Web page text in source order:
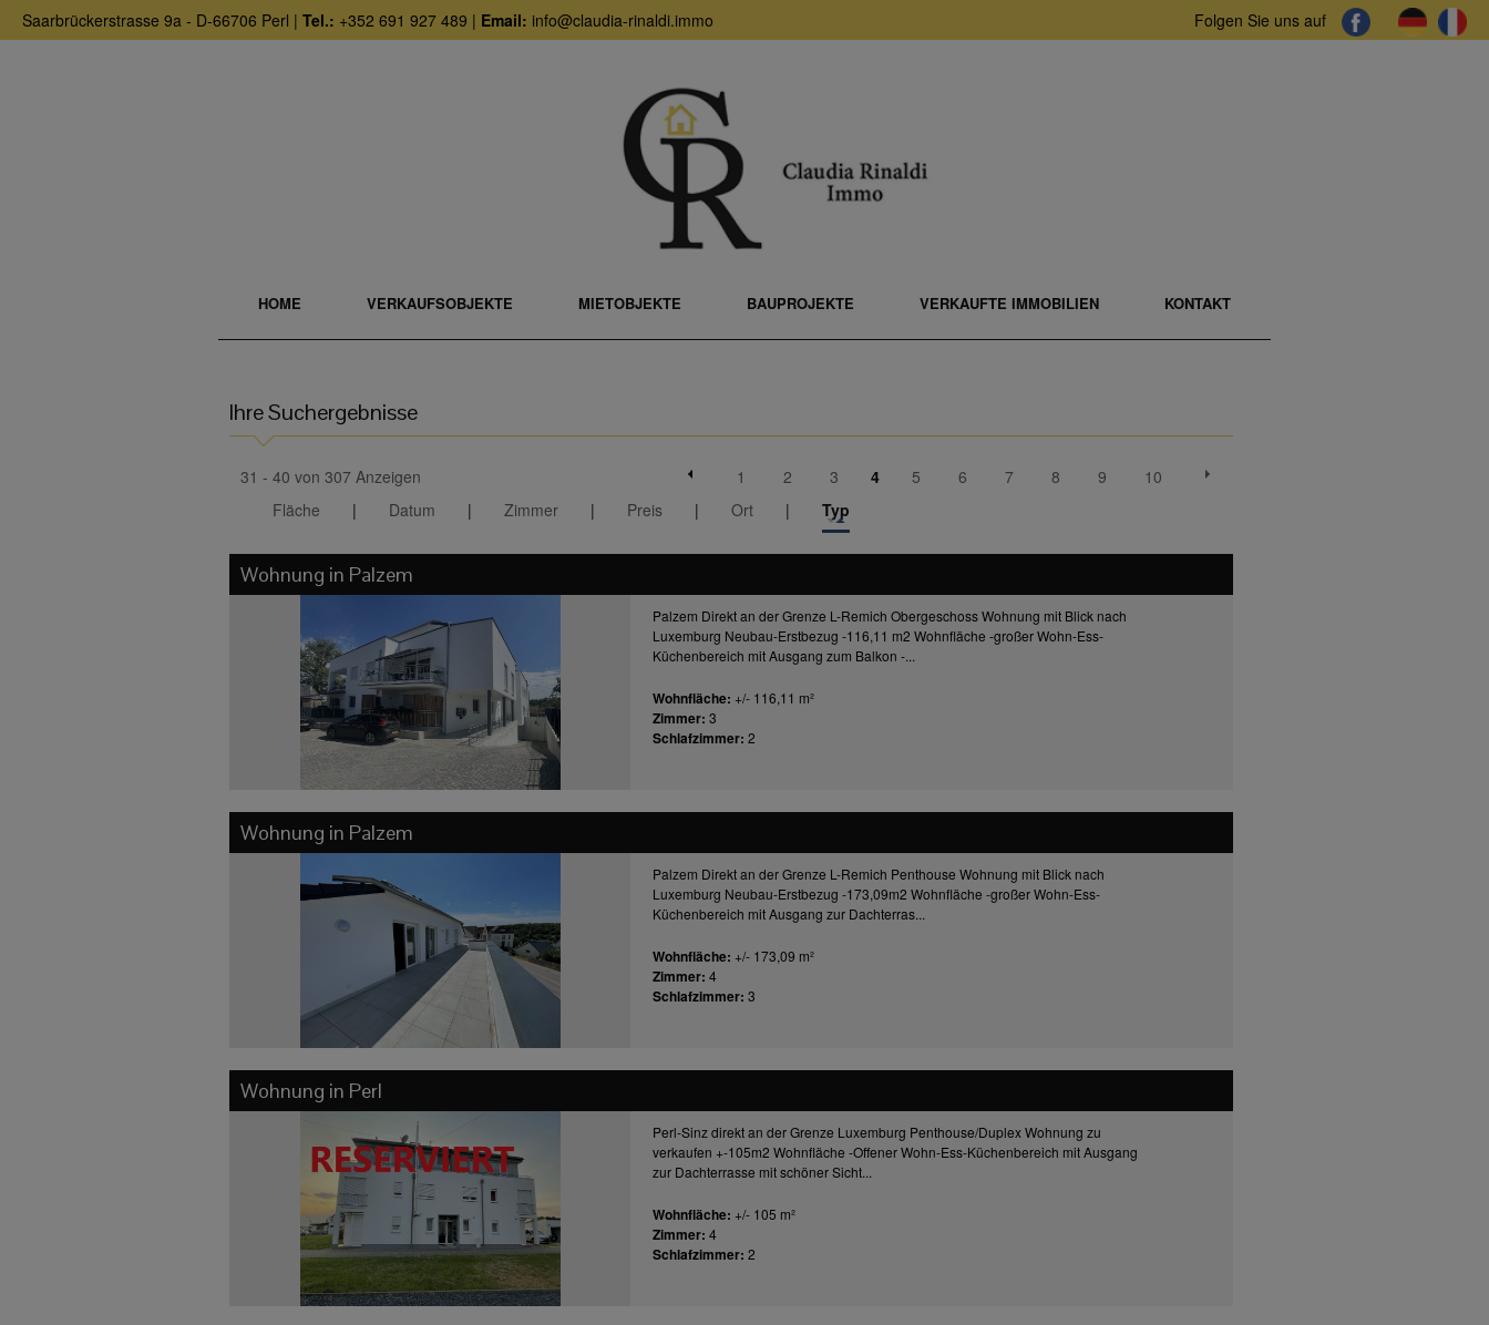
Saarbrückerstrasse 9a - D-66706 Perl | Tel.: +352 691 927 489 | Email: info@claudia-rinaldi.immo Folgen Sie uns auf
HOME VERKAUFSOBJEKTE MIETOBJEKTE BAUPROJEKTE VERKAUFTE IMMOBILIEN KONTAKT
Ihre Suchergebnisse
31 - 40 von 307 Anzeigen 1 2 3 4 5 6 7 8 9
10
Fläche
| Datum | Zimmer | Preis | Ort | Typ
Wohnung in Palzem
Palzem Direkt an der Grenze L-Remich Obergeschoss Wohnung mit Blick nach
Luxemburg Neubau-Erstbezug -116,11 m2 Wohnfläche -großer Wohn-Ess-
Küchenbereich mit Ausgang zum Balkon -...
Wohnfläche: +/- 116,11 m²
Zimmer:3
Schlafzimmer:2
Wohnung in Palzem
Palzem Direkt an der Grenze L-Remich Penthouse Wohnung mit Blick nach
Luxemburg Neubau-Erstbezug -173,09m2 Wohnfläche -großer Wohn-Ess-
Küchenbereich mit Ausgang zur Dachterras...
Wohnfläche: +/- 173,09 m²
Zimmer:4
Schlafzimmer:3
Wohnung in Perl
Perl-Sinz direkt an der Grenze Luxemburg Penthouse/Duplex Wohnung zu
verkaufen +-105m2 Wohnfläche -Offener Wohn-Ess-Küchenbereich mit Ausgang
zur Dachterrasse mit schöner Sicht...
Wohnfläche: +/- 105 m²
Zimmer:4
Schlafzimmer:2